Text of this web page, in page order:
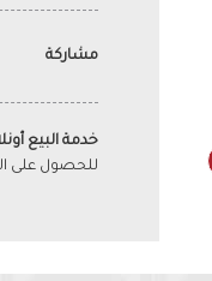
مشاركة
خدمة البيع
للحصول على